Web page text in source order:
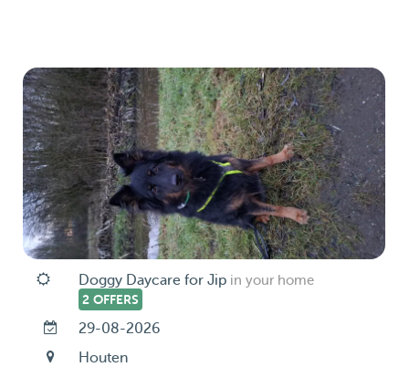
Doggy Daycare for Jip in your home
2 OFFERS
29-08-2026
Houten